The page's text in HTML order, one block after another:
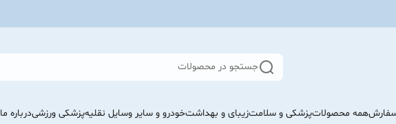
جستجو در محصولات
همه محصولاتپزشکی و سلامتزیبای و بهداشتخودرو و سایر وسایل نقلیهپزشکی ورزشیدرباره ما